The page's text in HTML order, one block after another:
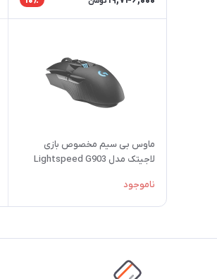
ماوس بی‌ سیم مخصوص بازی
لاجیتک مدل Lightspeed G903
ناموجود